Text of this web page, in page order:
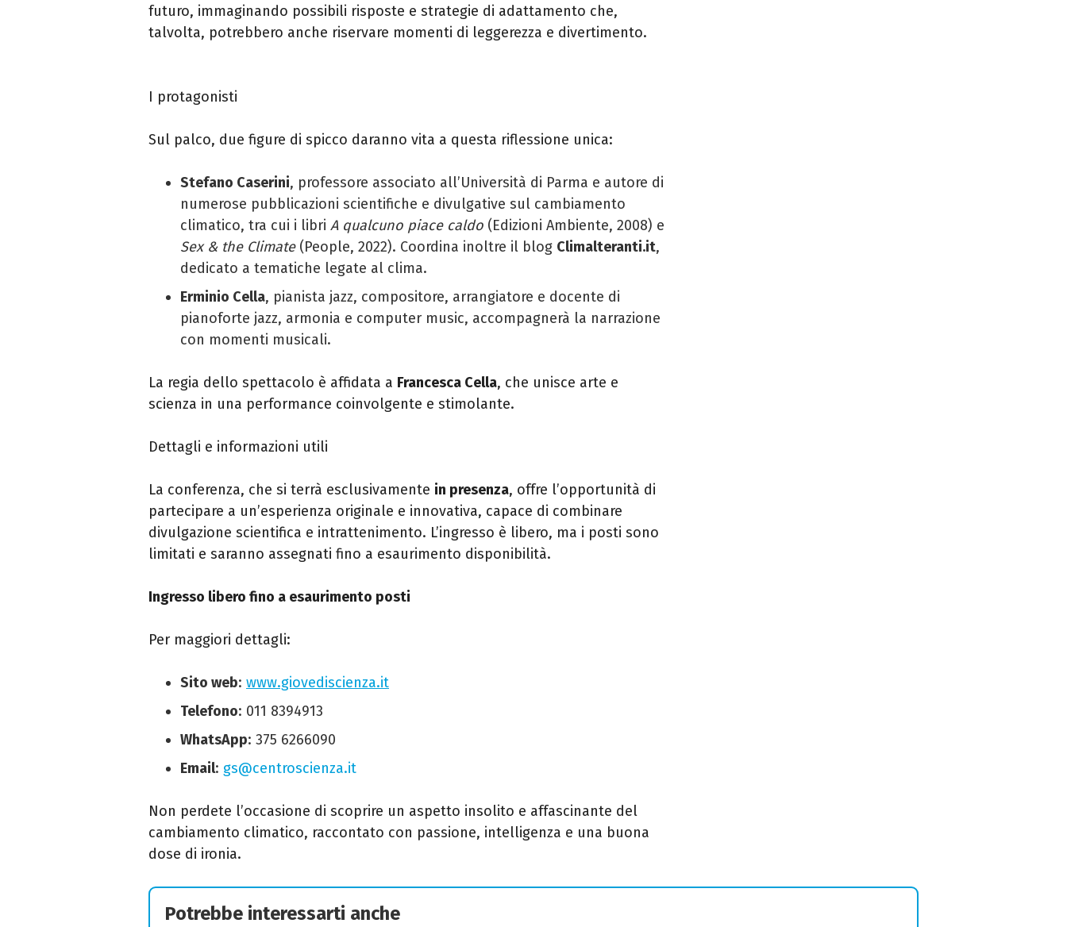
futuro, immaginando possibili risposte e strategie di adattamento che,
talvolta, potrebbero anche riservare momenti di leggerezza e divertimento.
I protagonisti
Sul palco, due figure di spicco daranno vita a questa riflessione unica:
Stefano Caserini, professore associato all’Università di Parma e autore di
numerose pubblicazioni scientifiche e divulgative sul cambiamento
climatico, tra cui i libri A qualcuno piace caldo (Edizioni Ambiente, 2008) e
Sex & the Climate(People, 2022). Coordina inoltre il blog Climalteranti.it,
dedicato a tematiche legate al clima.
Erminio Cella, pianista jazz, compositore, arrangiatore e docente di
pianoforte jazz, armonia e computer music, accompagnerà la narrazione
con momenti musicali.
La regia dello spettacolo è affidata a Francesca Cella, che unisce arte e
scienza in una performance coinvolgente e stimolante.
Dettagli e informazioni utili
La conferenza, che si terrà esclusivamente in presenza, offre l’opportunità di
partecipare a un’esperienza originale e innovativa, capace di combinare
divulgazione scientifica e intrattenimento. L’ingresso è libero, ma i posti sono
limitati e saranno assegnati fino a esaurimento disponibilità.
Ingresso libero fino a esaurimento posti
Per maggiori dettagli:
Sito web: www.giovediscienza.it
Telefono: 011 8394913
WhatsApp: 375 6266090
Email: gs@centroscienza.it
Non perdete l’occasione di scoprire un aspetto insolito e affascinante del
cambiamento climatico, raccontato con passione, intelligenza e una buona
dose di ironia.
Potrebbe interessarti anche